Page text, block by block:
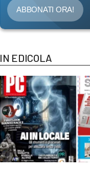
ABBONATI ORA!
IN EDICOLA